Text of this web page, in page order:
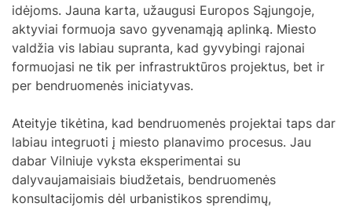
idėjoms. Jauna karta, užaugusi Europos Sąjungoje,
aktyviai formuoja savo gyvenamąją aplinką. Miesto
valdžia vis labiau supranta, kad gyvybingi rajonai
formuojasi ne tik per infrastruktūros projektus, bet ir
per bendruomenės iniciatyvas.
Ateityje tikėtina, kad bendruomenės projektai taps dar
labiau integruoti į miesto planavimo procesus. Jau
dabar Vilniuje vyksta eksperimentai su
dalyvaujamaisiais biudžetais, bendruomenės
konsultacijomis dėl urbanistikos sprendimų,